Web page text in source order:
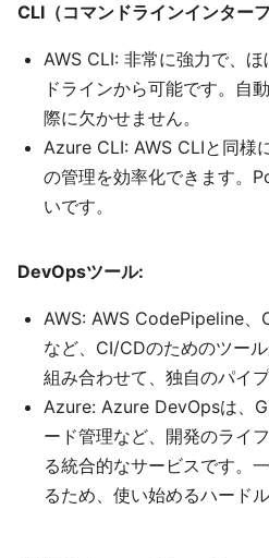
CLI（コマンドラインインター
AWS CLI: 非常に強力で、
ドラインから可能です。自
際に欠かせません。
Azure CLI: AWS CLIと同様
の管理を効率化できます。
いです。
DevOpsツール:
AWS: AWS CodePipeline
など、CI/CDのためのツー
組み合わせて、独自のパイ
Azure: Azure DevOpsは、
ード管理など、開発のライ
る統合的なサービスです。
るため、使い始めるハード